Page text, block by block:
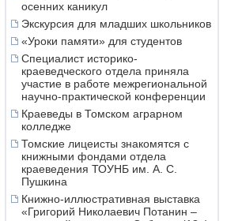
осенних каникул
Экскурсия для младших школьников
«Уроки памяти» для студентов
Специалист историко-
краеведческого отдела приняла
участие в работе межрегиональной
научно-практической конференции
Краеведы в Томском аграрном
колледже
Томские лицеисты знакомятся с
книжными фондами отдела
краеведения ТОУНБ им. А. С.
Пушкина
Книжно-иллюстративная выставка
«Григорий Николаевич Потанин –